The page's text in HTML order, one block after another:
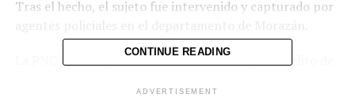
Tras el hecho, el sujeto fue intervenido y capturado por
La PNC indicó que Villalta será remitido por el delito de
CONTINUE READING
ADVERTISEMENT